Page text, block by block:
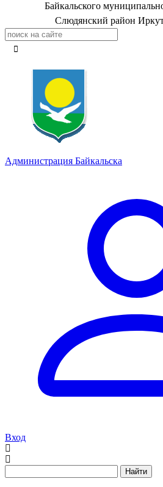
Байкальского
Слюдянский район
Администрация Байкальска
Вход
Найти